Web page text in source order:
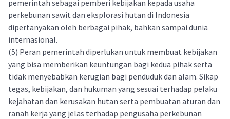
pemerintah sebagai pemberi kebijakan kepada usaha
perkebunan sawit dan eksplorasi hutan di Indonesia
dipertanyakan oleh berbagai pihak, bahkan sampai dunia
internasional.
(5) Peran pemerintah diperlukan untuk membuat kebijakan
yang bisa memberikan keuntungan bagi kedua pihak serta
tidak menyebabkan kerugian bagi penduduk dan alam. Sikap
tegas, kebijakan, dan hukuman yang sesuai terhadap pelaku
kejahatan dan kerusakan hutan serta pembuatan aturan dan
ranah kerja yang jelas terhadap pengusaha perkebunan